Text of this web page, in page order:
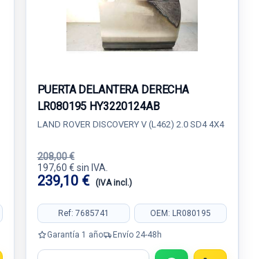
PUERTA DELANTERA DERECHA
LR080195 HY3220124AB
LAND ROVER DISCOVERY V (L462) 2.0 SD4 4X4
208,00 €
197,60 € sin IVA.
239,10 € (IVA incl.)
Ref: 7685741 OEM: LR080195
Garantía 1 año Envío 24-48h